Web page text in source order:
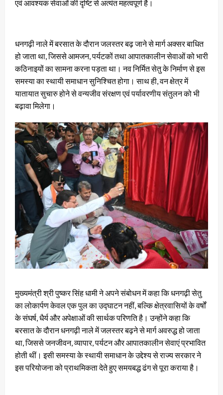
एवं आवश्यक सेवाओं की दृष्टि से अत्यंत महत्वपूर्ण है।
धनगढ़ी नाले में बरसात के दौरान जलस्तर बढ़ जाने से मार्ग अक्सर बाधित
हो जाता था, जिससे आमजन, पर्यटकों तथा आपातकालीन सेवाओं को भारी
कठिनाइयों का सामना करना पड़ता था। नव निर्मित सेतु के निर्माण से इस
समस्या का स्थायी समाधान सुनिश्चित होगा। साथ ही, वन क्षेत्र में
यातायात सुचारु होने से वन्यजीव संरक्षण एवं पर्यावरणीय संतुलन को भी
बढ़ावा मिलेगा।
मुख्यमंत्री श्री पुष्कर सिंह धामी ने अपने संबोधन में कहा कि धनगढ़ी सेतु
का लोकार्पण केवल एक पुल का उद्घाटन नहीं, बल्कि क्षेत्रवासियों के वर्षों
के संघर्ष, धैर्य और अपेक्षाओं की सार्थक परिणति है। उन्होंने कहा कि
बरसात के दौरान धनगढ़ी नाले में जलस्तर बढ़ने से मार्ग अवरुद्ध हो जाता
था, जिससे जनजीवन, व्यापार, पर्यटन और आपातकालीन सेवाएं प्रभावित
होती थीं। इसी समस्या के स्थायी समाधान के उद्देश्य से राज्य सरकार ने
इस परियोजना को प्राथमिकता देते हुए समयबद्ध ढंग से पूरा कराया है।